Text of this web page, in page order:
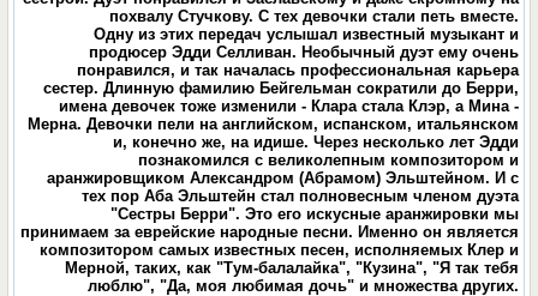
похвалу Стучкову. С тех девочки стали петь вместе.
Одну из этих передач услышал известный музыкант и
продюсер Эдди Селливан. Необычный дуэт ему очень
понравился, и так началась профессиональная карьера
сестер. Длинную фамилию Бейгельман сократили до Берри,
имена девочек тоже изменили - Клара стала Клэр, а Мина -
Мерна. Девочки пели на английском, испанском, итальянском
и, конечно же, на идише. Через несколько лет Эдди
познакомился с великолепным композитором и
аранжировщиком Александром (Абрамом) Эльштейном. И с
тех пор Аба Эльштейн стал полновесным членом дуэта
"Сестры Берри". Это его искусные аранжировки мы
принимаем за еврейские народные песни. Именно он является
композитором самых известных песен, исполняемых Клер и
Мерной, таких, как "Тум-балалайка", "Кузина", "Я так тебя
люблю", "Да, моя любимая дочь" и множества других.